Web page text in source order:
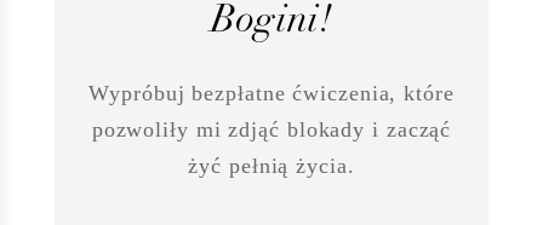
Bogini!
Wypróbuj bezpłatne ćwiczenia, które
pozwoliły mi zdjąć blokady i zacząć
żyć pełnią życia.